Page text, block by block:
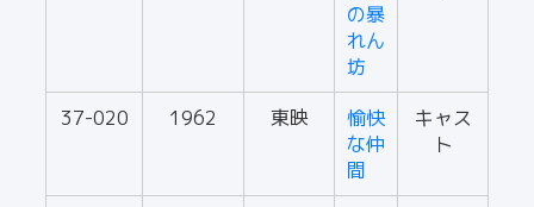
の暴
れん
坊
37-020 1962 東映
愉快
な仲
間
キャス
ト